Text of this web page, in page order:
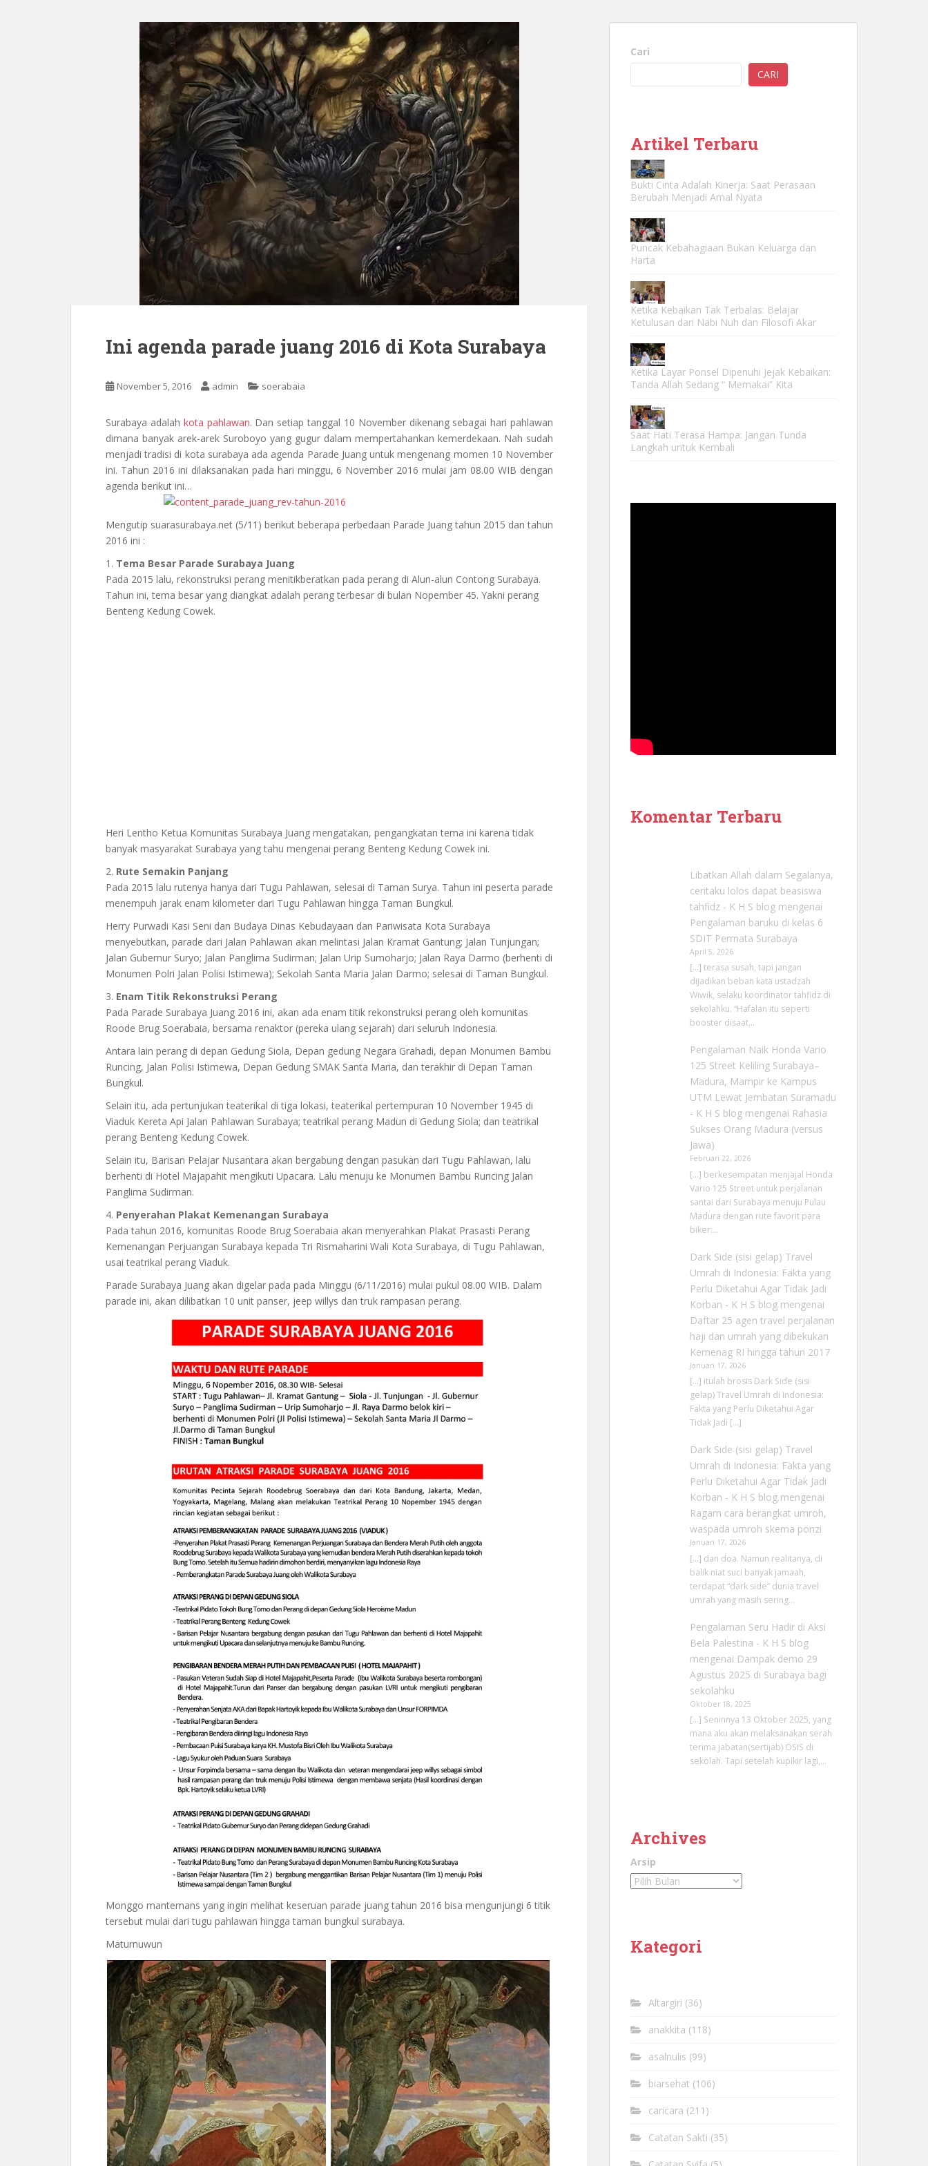
Ini agenda parade juang 2016 di Kota Surabaya
November 5, 2016 admin soerabaia
Surabaya adalah kota pahlawan. Dan setiap tanggal 10 November dikenang sebagai hari pahlawan
dimana banyak arek-arek Suroboyo yang gugur dalam mempertahankan kemerdekaan. Nah sudah
menjadi tradisi di kota surabaya ada agenda Parade Juang untuk mengenang momen 10 November
ini. Tahun 2016 ini dilaksanakan pada hari minggu, 6 November 2016 mulai jam 08.00 WIB dengan
agenda berikut ini…
Mengutip suarasurabaya.net (5/11) berikut beberapa perbedaan Parade Juang tahun 2015 dan tahun
2016 ini :
1. Tema Besar Parade Surabaya Juang
Pada 2015 lalu, rekonstruksi perang menitikberatkan pada perang di Alun-alun Contong Surabaya.
Tahun ini, tema besar yang diangkat adalah perang terbesar di bulan Nopember 45. Yakni perang
Benteng Kedung Cowek.
Heri Lentho Ketua Komunitas Surabaya Juang mengatakan, pengangkatan tema ini karena tidak
banyak masyarakat Surabaya yang tahu mengenai perang Benteng Kedung Cowek ini.
2. Rute Semakin Panjang
Pada 2015 lalu rutenya hanya dari Tugu Pahlawan, selesai di Taman Surya. Tahun ini peserta parade
menempuh jarak enam kilometer dari Tugu Pahlawan hingga Taman Bungkul.
Herry Purwadi Kasi Seni dan Budaya Dinas Kebudayaan dan Pariwisata Kota Surabaya
menyebutkan, parade dari Jalan Pahlawan akan melintasi Jalan Kramat Gantung; Jalan Tunjungan;
Jalan Gubernur Suryo; Jalan Panglima Sudirman; Jalan Urip Sumoharjo; Jalan Raya Darmo (berhenti di
Monumen Polri Jalan Polisi Istimewa); Sekolah Santa Maria Jalan Darmo; selesai di Taman Bungkul.
3. Enam Titik Rekonstruksi Perang
Pada Parade Surabaya Juang 2016 ini, akan ada enam titik rekonstruksi perang oleh komunitas
Roode Brug Soerabaia, bersama renaktor (pereka ulang sejarah) dari seluruh Indonesia.
Antara lain perang di depan Gedung Siola, Depan gedung Negara Grahadi, depan Monumen Bambu
Runcing, Jalan Polisi Istimewa, Depan Gedung SMAK Santa Maria, dan terakhir di Depan Taman
Bungkul.
Selain itu, ada pertunjukan teaterikal di tiga lokasi, teaterikal pertempuran 10 November 1945 di
Viaduk Kereta Api Jalan Pahlawan Surabaya; teatrikal perang Madun di Gedung Siola; dan teatrikal
perang Benteng Kedung Cowek.
Selain itu, Barisan Pelajar Nusantara akan bergabung dengan pasukan dari Tugu Pahlawan, lalu
berhenti di Hotel Majapahit mengikuti Upacara. Lalu menuju ke Monumen Bambu Runcing Jalan
Panglima Sudirman.
4. Penyerahan Plakat Kemenangan Surabaya
Pada tahun 2016, komunitas Roode Brug Soerabaia akan menyerahkan Plakat Prasasti Perang
Kemenangan Perjuangan Surabaya kepada Tri Rismaharini Wali Kota Surabaya, di Tugu Pahlawan,
usai teatrikal perang Viaduk.
Parade Surabaya Juang akan digelar pada pada Minggu (6/11/2016) mulai pukul 08.00 WIB. Dalam
parade ini, akan dilibatkan 10 unit panser, jeep willys dan truk rampasan perang.
Monggo mantemans yang ingin melihat keseruan parade juang tahun 2016 bisa mengunjungi 6 titik
tersebut mulai dari tugu pahlawan hingga taman bungkul surabaya.
Maturnuwun
Cari
CARI
Artikel Terbaru
Bukti Cinta Adalah Kinerja: Saat Perasaan
Berubah Menjadi Amal Nyata
Puncak Kebahagiaan Bukan Keluarga dan
Harta
Ketika Kebaikan Tak Terbalas: Belajar
Ketulusan dari Nabi Nuh dan Filosofi Akar
Ketika Layar Ponsel Dipenuhi Jejak Kebaikan:
Tanda Allah Sedang “ Memakai” Kita
Saat Hati Terasa Hampa: Jangan Tunda
Langkah untuk Kembali
Komentar Terbaru
Libatkan Allah dalam Segalanya,
ceritaku lolos dapat beasiswa
tahfidz - K H S blogmengenai
Pengalaman baruku di kelas 6
SDIT Permata Surabaya
April 5, 2026
[…] terasa susah, tapi jangan
dijadikan beban kata ustadzah
Wiwik, selaku koordinator tahfidz di
sekolahku. “Hafalan itu seperti
booster disaat…
Pengalaman Naik Honda Vario
125 Street Keliling Surabaya–
Madura, Mampir ke Kampus
UTM Lewat Jembatan Suramadu
- K H S blogmengenai Rahasia
Sukses Orang Madura (versus
Jawa)
Februari 22, 2026
[…] berkesempatan menjajal Honda
Vario 125 Street untuk perjalanan
santai dari Surabaya menuju Pulau
Madura dengan rute favorit para
biker:…
Dark Side (sisi gelap) Travel
Umrah di Indonesia: Fakta yang
Perlu Diketahui Agar Tidak Jadi
Korban - K H S blogmengenai
Daftar 25 agen travel perjalanan
haji dan umrah yang dibekukan
Kemenag RI hingga tahun 2017
Januari 17, 2026
[…] itulah brosis Dark Side (sisi
gelap) Travel Umrah di Indonesia:
Fakta yang Perlu Diketahui Agar
Tidak Jadi […]
Dark Side (sisi gelap) Travel
Umrah di Indonesia: Fakta yang
Perlu Diketahui Agar Tidak Jadi
Korban - K H S blogmengenai
Ragam cara berangkat umroh,
waspada umroh skema ponzi
Januari 17, 2026
[…] dan doa. Namun realitanya, di
balik niat suci banyak jamaah,
terdapat “dark side” dunia travel
umrah yang masih sering…
Pengalaman Seru Hadir di Aksi
Bela Palestina - K H S blog
mengenai Dampak demo 29
Agustus 2025 di Surabaya bagi
sekolahku
Oktober 18, 2025
[…] Seninnya 13 Oktober 2025, yang
mana aku akan melaksanakan serah
terima jabatan(sertijab) OSIS di
sekolah. Tapi setelah kupikir lagi,…
Archives
Arsip
Kategori
Altargiri (36)
anakkita (118)
asalnulis (99)
biarsehat (106)
caricara (211)
Catatan Sakti (35)